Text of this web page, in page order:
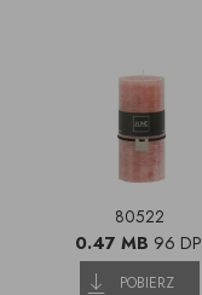
80522
0.47 MB 96
POBIERZ